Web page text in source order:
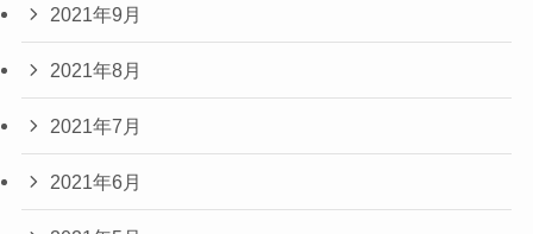
2021年9月
2021年8月
2021年7月
2021年6月